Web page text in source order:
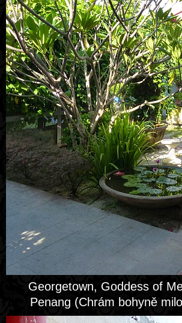
Georgetown, Goddess of
Penang (Chrám bohyně